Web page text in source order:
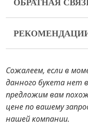
ваша композиция
пожалуйста,
В случае, если
композиции не
вам варианты
готовы к тому, что
Сожалеем, если в
данного букета нет
предложим вам
цене по вашему
нашей компании.